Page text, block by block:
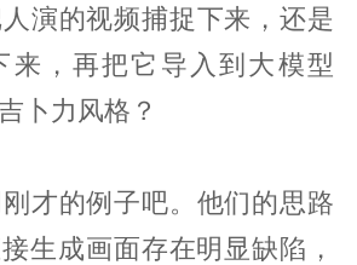
演的视频捕捉下来，还是
来，再把它导入到大模型
卜力风格？
才的例子吧。他们的思路
生成画面存在明显缺陷，